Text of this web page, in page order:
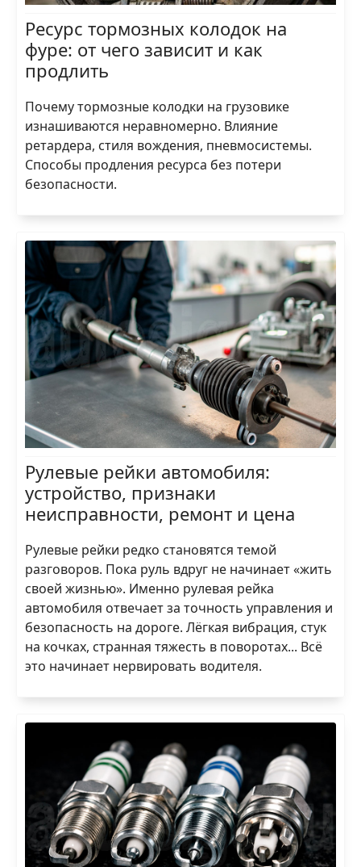
Ресурс тормозных колодок на
фуре: от чего зависит и как
продлить
Почему тормозные колодки на грузовике
изнашиваются неравномерно. Влияние
ретардера, стиля вождения, пневмосистемы.
Способы продления ресурса без потери
безопасности.
Рулевые рейки автомобиля:
устройство, признаки
неисправности, ремонт и цена
Рулевые рейки редко становятся темой
разговоров. Пока руль вдруг не начинает «жить
своей жизнью». Именно рулевая рейка
автомобиля отвечает за точность управления и
безопасность на дороге. Лёгкая вибрация, стук
на кочках, странная тяжесть в поворотах... Всё
это начинает нервировать водителя.